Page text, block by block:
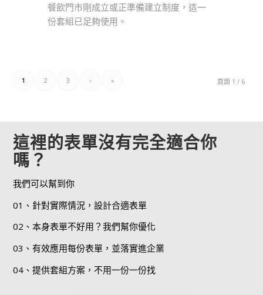
餐飲門市剛成立或正準備建立制度，這一
份套組已足夠使用。
頁面 1 / 6
1 2 3 › »
這裡的表單沒有完全適合你
嗎？
我們可以幫到你
01、針對實際情況，設計合適表單
02、本身表單不好用？我們幫你優化
03、有效應用每份表單，並落實進企業
04、提供套組方案，不用一份一份找